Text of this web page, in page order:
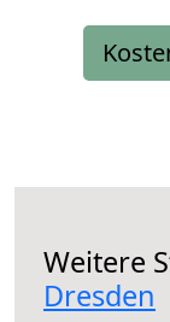
Weitere
Dresden